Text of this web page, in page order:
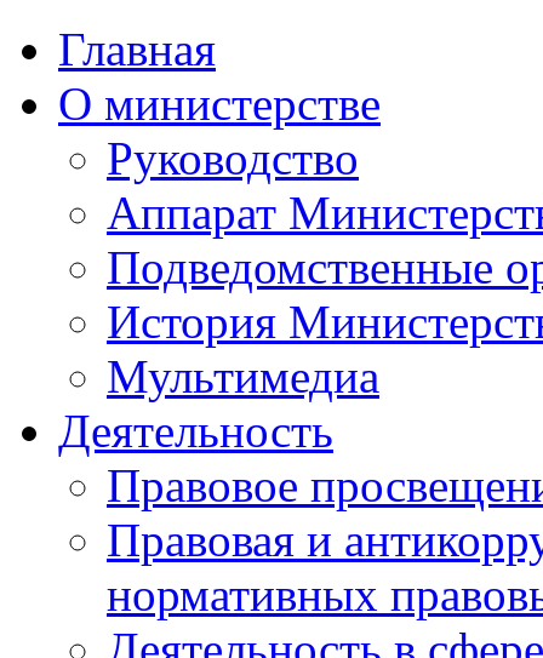
Главная
О министерстве
Руководство
Аппарат
Подведомственные
История
Мультимедиа
Деятельность
Правовое
Правовая и
нормативных